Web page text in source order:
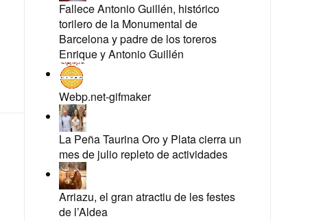
Fallece Antonio Guillén, histórico
torilero de la Monumental de
Barcelona y padre de los toreros
Enrique y Antonio Guillén
Webp.net-gifmaker
La Peña Taurina Oro y Plata cierra un
mes de julio repleto de actividades
Arriazu, el gran atractiu de les festes
de l’Aldea